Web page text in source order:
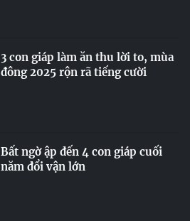
3 con giáp làm ăn thu lời to, mùa
đông 2025 rộn rã tiếng cười
Bất ngờ ập đến 4 con giáp cuối
năm đổi vận lớn